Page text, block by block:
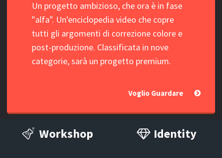
Un progetto ambizioso, che ora è in fase
"alfa". Un'enciclopedia video che copre
tutti gli argomenti di correzione colore e
post-produzione. Classificata in nove
categorie, sarà un progetto premium.
Voglio Guardare
Workshop Identity